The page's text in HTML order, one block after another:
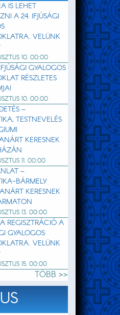
IS LEHET
A 24. IFJÚSÁGI
VELÜNK
10. 00:00
GYALOGOS
RÉSZLETES
10. 00:00
–
TESTNEVELÉS
KERESNEK
11. 00:00
–
BÁRMELY
KERESNEK
13. 00:00
REGISZTRÁCIÓ A
GYALOGOS
VELÜNK
15. 00:00
TÖBB >>